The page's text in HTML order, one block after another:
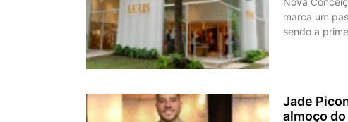
marca um
sendo a
Jade
almoço